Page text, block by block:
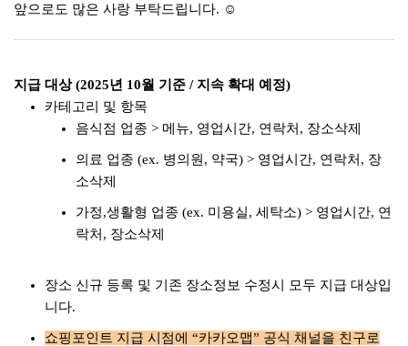
앞으로도 많은 사랑 부탁드립니다. ☺️
지급 대상 (2025년 10월 기준 / 지속 확대 예정)
카테고리 및 항목
음식점 업종 > 메뉴, 영업시간, 연락처, 장소삭제
의료 업종 (ex. 병의원, 약국) > 영업시간, 연락처, 장
소삭제
가정,생활형 업종 (ex. 미용실, 세탁소) > 영업시간, 연
락처, 장소삭제
장소 신규 등록 및 기존 장소정보 수정시 모두 지급 대상입
니다.
쇼핑포인트 지급 시점에 “카카오맵” 공식 채널을 친구로